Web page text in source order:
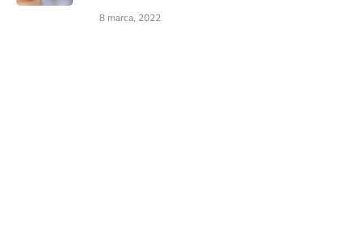
8 marca, 2022